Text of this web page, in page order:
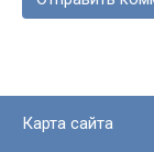
Карта сайта